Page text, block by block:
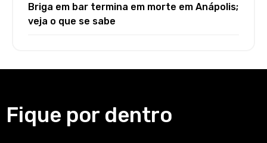
Briga em bar termina em morte em Anápolis;
veja o que se sabe
Fique por dentro